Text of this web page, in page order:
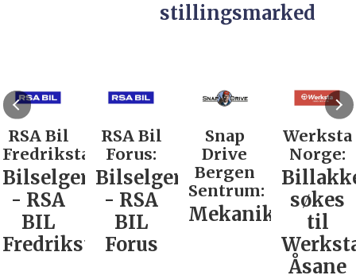
stillingsmarked
RSA Bil
Fredrikstad:
Bilselger
- RSA
BIL
Fredrikstad
RSA Bil
Forus:
Bilselger
- RSA
BIL
Forus
Snap
Drive
Bergen
Sentrum:
Mekaniker
Werksta
Norge:
søkes
til
Åsane